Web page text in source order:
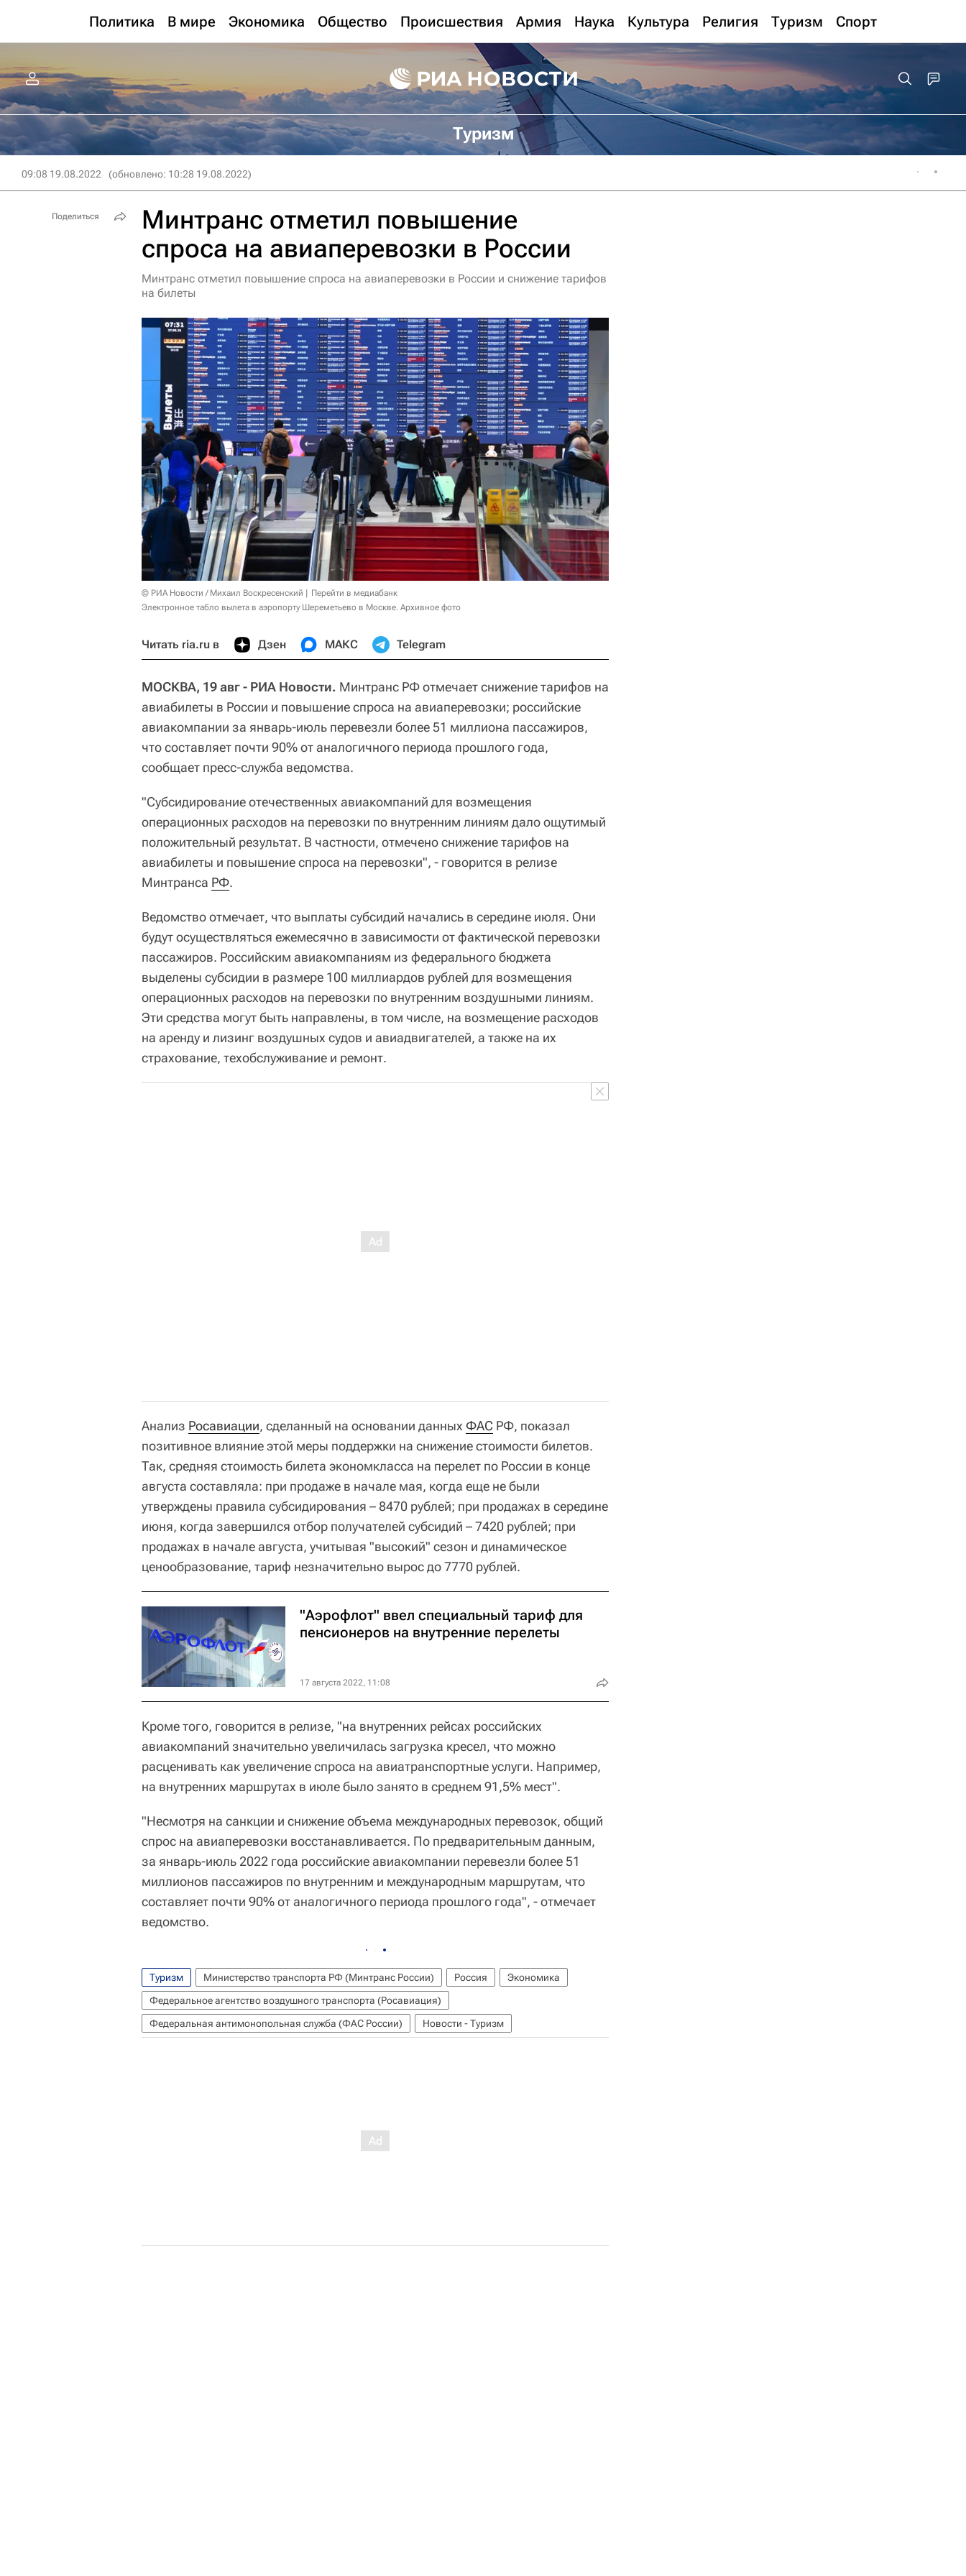
Политика В мире Экономика Общество Происшествия Армия Наука Культура Религия Туризм Спорт
Туризм
09:08 19.08.2022 (обновлено: 10:28 19.08.2022)
Минтранс отметил повышение
спроса на авиаперевозки в России
Минтранс отметил повышение спроса на авиаперевозки в России и снижение тарифов
на билеты
© РИА Новости / Михаил Воскресенский
Перейти в медиабанк
Электронное табло вылета в аэропорту Шереметьево в Москве. Архивное фото
Читать ria.ru в Дзен МАКС Telegram
МОСКВА, 19 авг - РИА Новости. Минтранс РФ отмечает снижение тарифов на
авиабилеты в России и повышение спроса на авиаперевозки; российские
авиакомпании за январь-июль перевезли более 51 миллиона пассажиров,
что составляет почти 90% от аналогичного периода прошлого года,
сообщает пресс-служба ведомства.
"Субсидирование отечественных авиакомпаний для возмещения
операционных расходов на перевозки по внутренним линиям дало ощутимый
положительный результат. В частности, отмечено снижение тарифов на
авиабилеты и повышение спроса на перевозки", - говорится в релизе
Минтранса РФ.
Ведомство отмечает, что выплаты субсидий начались в середине июля. Они
будут осуществляться ежемесячно в зависимости от фактической перевозки
пассажиров. Российским авиакомпаниям из федерального бюджета
выделены субсидии в размере 100 миллиардов рублей для возмещения
операционных расходов на перевозки по внутренним воздушными линиям.
Эти средства могут быть направлены, в том числе, на возмещение расходов
на аренду и лизинг воздушных судов и авиадвигателей, а также на их
страхование, техобслуживание и ремонт.
Анализ Росавиации, сделанный на основании данных ФАС РФ, показал
позитивное влияние этой меры поддержки на снижение стоимости билетов.
Так, средняя стоимость билета экономкласса на перелет по России в конце
августа составляла: при продаже в начале мая, когда еще не были
утверждены правила субсидирования – 8470 рублей; при продажах в середине
июня, когда завершился отбор получателей субсидий – 7420 рублей; при
продажах в начале августа, учитывая "высокий" сезон и динамическое
ценообразование, тариф незначительно вырос до 7770 рублей.
"Аэрофлот" ввел специальный тариф для
пенсионеров на внутренние перелеты
17 августа 2022, 11:08
Кроме того, говорится в релизе, "на внутренних рейсах российских
авиакомпаний значительно увеличилась загрузка кресел, что можно
расценивать как увеличение спроса на авиатранспортные услуги. Например,
на внутренних маршрутах в июле было занято в среднем 91,5% мест".
"Несмотря на санкции и снижение объема международных перевозок, общий
спрос на авиаперевозки восстанавливается. По предварительным данным,
за январь-июль 2022 года российские авиакомпании перевезли более 51
миллионов пассажиров по внутренним и международным маршрутам, что
составляет почти 90% от аналогичного периода прошлого года", - отмечает
ведомство.
Туризм Министерство транспорта РФ (Минтранс России) Россия
Экономика
Федеральное агентство воздушного транспорта (Росавиация)
Федеральная антимонопольная служба (ФАС России)
Новости - Туризм
Поделиться